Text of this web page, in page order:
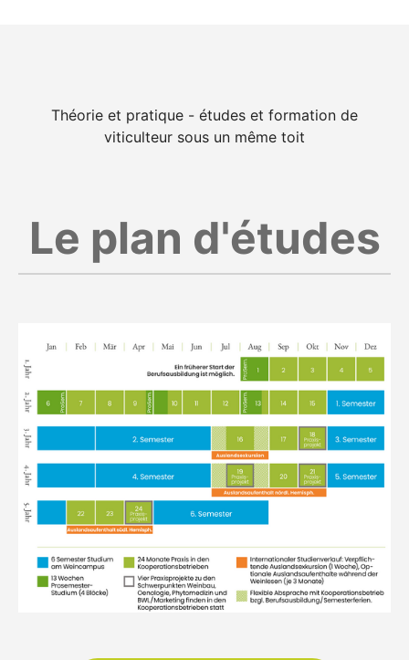
Théorie et pratique - études et formation de
viticulteur sous un même toit
Le plan d'études